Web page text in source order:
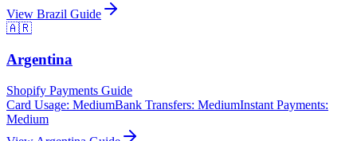
View Brazil Guide
🇦🇷
Argentina
Shopify Payments Guide
Card Usage: MediumBank Transfers: MediumInstant Payments:
Medium